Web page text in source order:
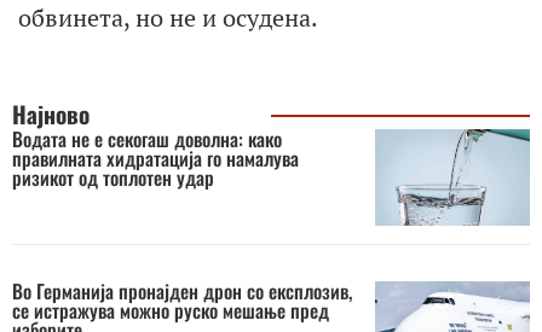
обвинета, но не и осудена.
Најново
Водата не е секогаш доволна: како
правилната хидратација го намалува
ризикот од топлотен удар
Во Германија пронајден дрон со експлозив,
се истражува можно руско мешање пред